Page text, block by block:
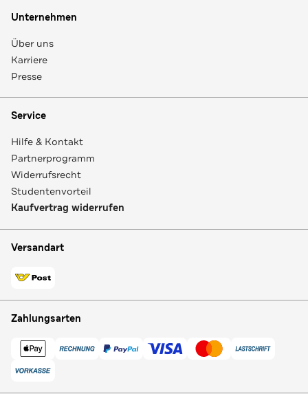
Unternehmen
Über uns
Karriere
Presse
Service
Hilfe & Kontakt
Partnerprogramm
Widerrufsrecht
Studentenvorteil
Kaufvertrag widerrufen
Versandart
Zahlungsarten